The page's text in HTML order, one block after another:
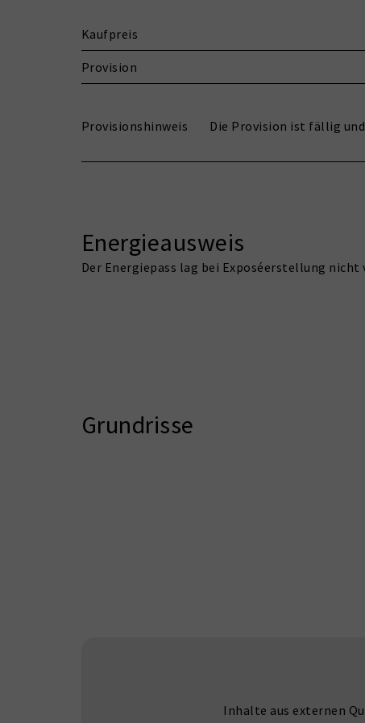
Kaufpreis
Provision
Provisionshinweis
Die Provision ist fällig
Energieausweis
Der Energiepass lag bei Exposéerstellung
Grundrisse
Inhalte aus externen